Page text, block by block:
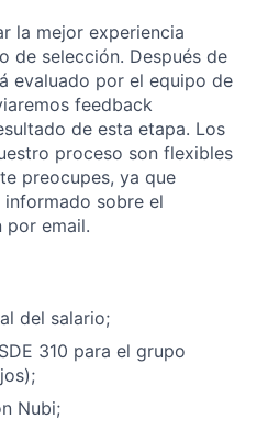
la mejor experiencia
de selección. Después de
evaluado por el equipo de
feedback
de esta etapa. Los
proceso son flexibles
preocupes, ya que
sobre el
por email.
del salario;
310 para el grupo
Nubi;